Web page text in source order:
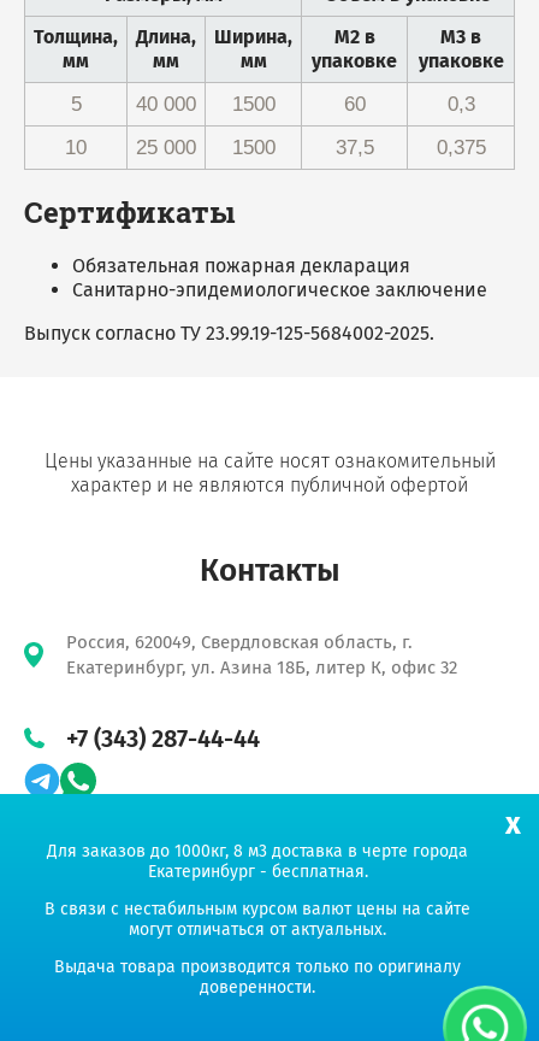
Толщина,
мм
Длина,
мм
Ширина,
мм
М2 в
упаковке
М3 в
упаковке
5
40 000 1500 60
0,3
10
25 000 1500 37,5 0,375
Сертификаты
Обязательная пожарная декларация
Санитарно-эпидемиологическое заключение
Выпуск согласно ТУ 23.99.19-125-5684002-2025.
УНИКОРН ГРУПП
Мы работаем на Ваш успех!
Цены указанные на сайте носят ознакомительный
характер и не являются публичной офертой
Контакты
Россия, 620049, Свердловская область, г.
Екатеринбург, ул. Азина 18Б, литер К, офис 32
+7 (343) 287-44-44
x
Для заказов до 1000кг, 8 м3 доставка в черте города
Екатеринбург - бесплатная.
В связи с нестабильным курсом валют цены на сайте
могут отличаться от актуальных.
Выдача товара производится только по оригиналу
доверенности.